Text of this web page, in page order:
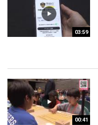
03:59
00:41